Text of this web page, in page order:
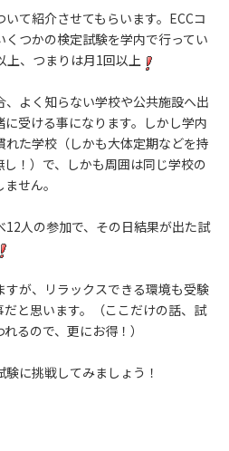
いて紹介させてもらいます。ECCコ
つかの検定試験を学内で行ってい
上、つまりは月1回以上
よく知らない学校や公共施設へ出
受ける事になります。しかし学内
た学校（しかも大体定期などを持
！）で、しかも周囲は同じ学校の
せん。
人の参加で、その日結果が出た試
が、リラックスできる環境も受験
と思います。（ここだけの話、試
るので、更にお得！）
に挑戦してみましょう！